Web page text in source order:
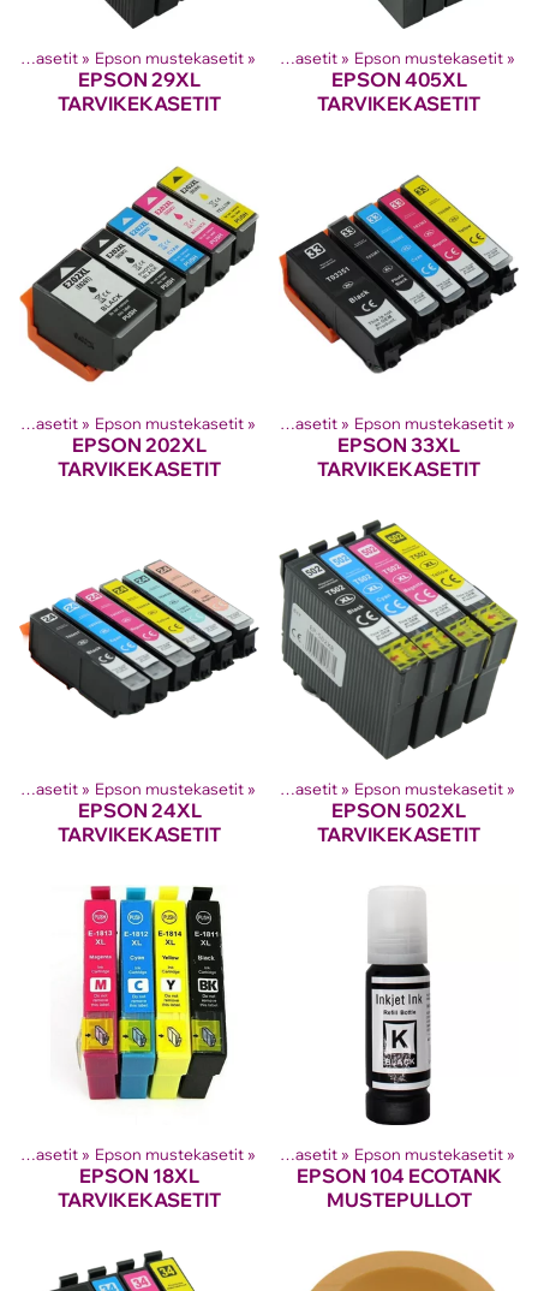
Mustesuihkutulostinten kasetit ‪» Epson mustekasetit ‪»
EPSON 29XL
TARVIKEKASETIT
Tuotteet ‪» Mustesuihkutulostinten kasetit ‪» Epson mustekasetit ‪»
EPSON 405XL
TARVIKEKASETIT
Mustesuihkutulostinten kasetit ‪» Epson mustekasetit ‪»
EPSON 202XL
TARVIKEKASETIT
Tuotteet ‪» Mustesuihkutulostinten kasetit ‪» Epson mustekasetit ‪»
EPSON 33XL
TARVIKEKASETIT
Mustesuihkutulostinten kasetit ‪» Epson mustekasetit ‪»
EPSON 24XL
TARVIKEKASETIT
Tuotteet ‪» Mustesuihkutulostinten kasetit ‪» Epson mustekasetit ‪»
EPSON 502XL
TARVIKEKASETIT
Mustesuihkutulostinten kasetit ‪» Epson mustekasetit ‪»
EPSON 18XL
TARVIKEKASETIT
Tuotteet ‪» Mustesuihkutulostinten kasetit ‪» Epson mustekasetit ‪»
EPSON 104 ECOTANK
MUSTEPULLOT